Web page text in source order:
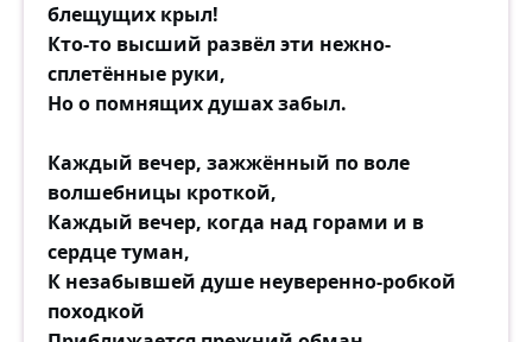
блещущих крыл!
Кто-то высший развёл эти нежно-
сплетённые руки,
Но о помнящих душах забыл.
Каждый вечер, зажжённый по воле
волшебницы кроткой,
Каждый вечер, когда над горами и в
сердце туман,
К незабывшей душе неуверенно-робкой
походкой